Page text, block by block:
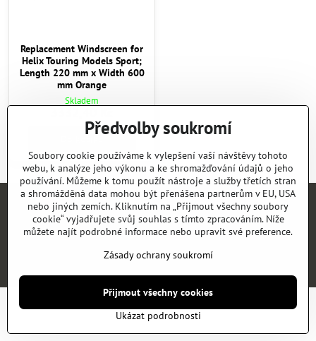
Replacement Windscreen for
Helix Touring Models Sport;
Length 220 mm x Width 600
mm Orange
Skladem
ÚvodE-SHOPKATALOGYNEWSKONTAKT REFERENCE
Předvolby soukromíZásady ochrany soukromí
Předvolby soukromí
Soubory cookie používáme k vylepšení vaší návštěvy tohoto
webu, k analýze jeho výkonu a ke shromažďování údajů o jeho
používání. Můžeme k tomu použít nástroje a služby třetích stran
a shromážděná data mohou být přenášena partnerům v EU, USA
nebo jiných zemích. Kliknutím na „Přijmout všechny soubory
cookie“ vyjadřujete svůj souhlas s tímto zpracováním. Níže
můžete najít podrobné informace nebo upravit své preference.
Zásady ochrany soukromí
Ukázat podrobnosti
Přijmout všechny cookies